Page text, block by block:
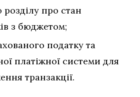
розділу про стан
з бюджетом;
податку та
платіжної системи для
транзакції.